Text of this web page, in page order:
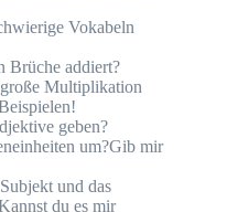
Vokabeln
Brüche addiert?
Multiplikation
geben?
um?Gib mir
und das
du es mir